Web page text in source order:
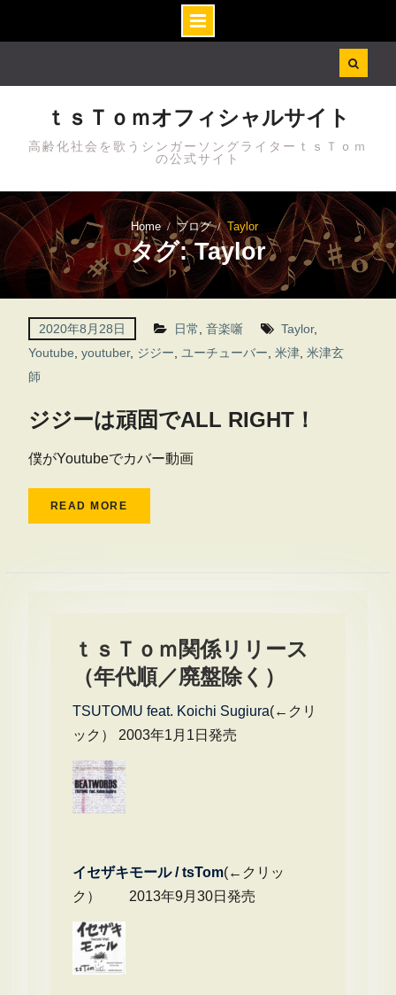
ｔｓＴｏｍオフィシャルサイト
高齢化社会を歌うシンガーソングライターｔｓＴｏｍ
の公式サイト
Home ブログ Taylor
タグ: Taylor
2020年8月28日 日常 音楽噺 Taylor,
Youtube youtuber, ジジー ユーチューバー 米津, 米津玄
師
ジジーは頑固でALL RIGHT！
僕がYoutubeでカバー動画
READ MORE
ｔｓＴｏｍ関係リリース
（年代順／廃盤除く）
TSUTOMU feat. Koichi Sugiura(←クリ
ック） 2003年1月1日発売
イセザキモール / tsTom(←クリッ
ク） 2013年9月30日発売